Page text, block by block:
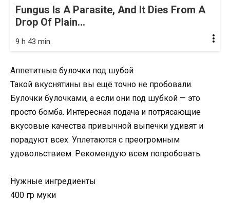
Fungus Is A Parasite, And It Dies From A
Drop Of Plain...
9 h 43 min
Аппетитные булочки под шубой
Такой вкуснятины вы ещё точно не пробовали.
Булочки булочками, а если они под шубкой — это
просто бомба. Интересная подача и потрясающие
вкусовые качества привычной выпечки удивят и
порадуют всех. Уплетаются с преогромным
удовольствием. Рекомендую всем попробовать.
Нужные ингредиенты
400 гр муки